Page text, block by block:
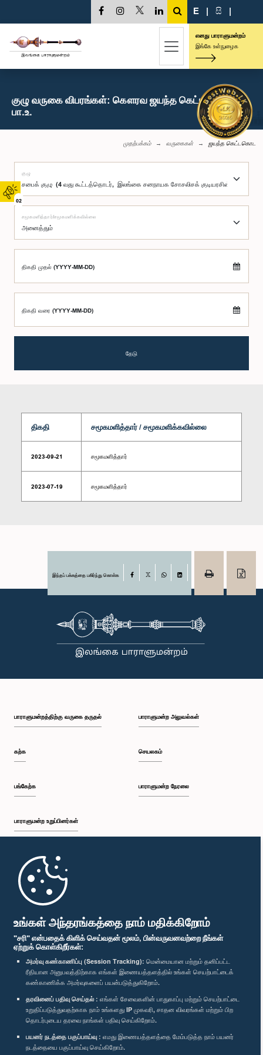
உங்கள் அந்தரங்கத்தை நாம் மதிக்கிறோம்
"சரி" என்பதைக் கிளிக் செய்வதன் மூலம், பின்வருவனவற்றை நீங்கள்
ஏற்றுக் கொள்கிறீர்கள்:
அமர்வு கண்காணிப்பு (Session Tracking): மென்மையான மற்றும் தனிப்பட்ட
ரீதியான அனுபவத்திற்காக எங்கள் இணையத்தளத்தில் உங்கள் செயற்பாட்டைக்
கண்காணிக்க அமர்வுகளைப் பயன்படுத்துகிறோம்.
தரவினைப் பதிவு செய்தல் : எங்கள் சேவைகளின் பாதுகாப்பு மற்றும் செயற்பாட்டை
உறுதிப்படுத்துவதற்காக நாம் உங்களது IP முகவரி, சாதன விவரங்கள் மற்றும் பிற
தொடர்புடைய தரவை நாங்கள் பதிவு செய்கிறோம்.
பயனர் நடத்தை பகுப்பாய்வு : எமது இணையத்தளத்தை மேம்படுத்த நாம் பயனர்
நடத்தையை பகுப்பாய்வு செய்கிறோம்.
02
E | සි |
எனது பாராளுமன்றம்
இங்கே உள்நுழைக
குழு வருகை விபரங்கள்: கௌரவ ஜயந்த கெட்டகொட,
பா.உ.
முதற்பக்கம் வருகைகள் ஜயந்த கெட்டகொட
குழு
சமூகமளித்தார்/சமூகமளிக்கவில்லை
திகதி முதல் (YYYY-MM-DD)
திகதி வரை (YYYY-MM-DD)
தேடு
திகதி சமூகமளித்தார் / சமூகமளிக்கவில்லை
2023-09-21 சமூகமளித்தார்
2023-07-19 சமூகமளித்தார்
இந்தப் பக்கத்தை பகிர்ந்து கொள்க Facebook
பாராளுமன்றத்திற்கு வருகை தருதல்
கற்க
பங்கேற்க
பாராளுமன்ற உறுப்பினர்கள்
முதற்பக்கம்
பாராளுமன்ற அலுவல்கள்
செயலகம்
பாராளுமன்ற நேரலை
பாராளுமன்ற கையடக்க செயலி
எம்மை பின்தொடர்க :
விருதுகள்
தனியுரிமைக் கொள்கை